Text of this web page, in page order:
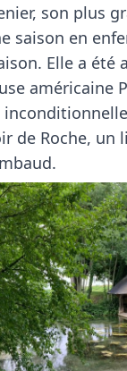
son plus
saison en
Elle a été
américaine
de Roche, un